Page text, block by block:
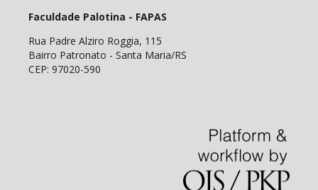
Faculdade Palotina - FAPAS
Rua Padre Alziro Roggia, 115
Bairro Patronato - Santa Maria/RS
CEP: 97020-590